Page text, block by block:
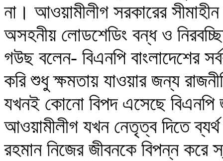
না। আওয়ামীলীগ সরকারের
অসহনীয় লোডশেডিং বন্ধ ও
গউছ বলেন- বিএনপি বাংলাদেশের
করি শুধু ক্ষমতায় যাওয়ার জন্য
যখনই কোনো বিপদ এসেছে বিএনপি
আওয়ামীলীগ যখন নেতৃত্ব দিতে
রহমান নিজের জীবনকে বিপন্ন করে